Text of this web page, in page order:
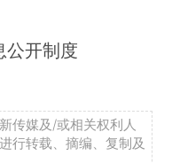
公开制度
传媒及/或相关权利人
行转载、摘编、复制及